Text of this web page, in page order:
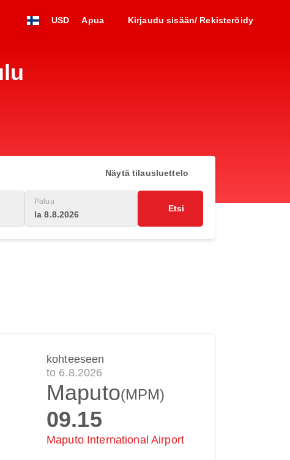
USD Apua Kirjaudu sisään/ Rekisteröidy
Näytä tilausluettelo
Paluu
la 8.8.2026
Etsi
kohteeseen
to 6.8.2026
Maputo(MPM)
09.15
Maputo International Airport